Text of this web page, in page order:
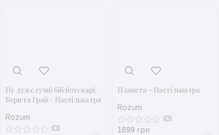
Ну дуже гучні бібліотекарі:
Бери та Грай – Настільна гра
Rozum
(0)
Планета – Настільна гра
Rozum
(0)
1699 грн